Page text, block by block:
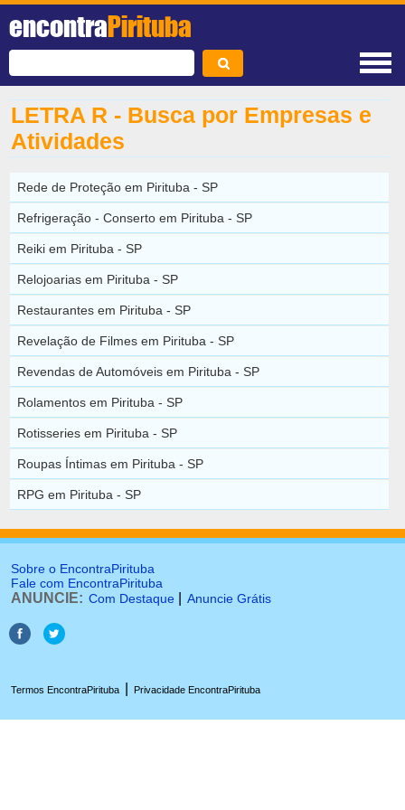
encontraPirituba
LETRA R - Busca por Empresas e
Atividades
Rede de Proteção em Pirituba - SP
Refrigeração - Conserto em Pirituba - SP
Reiki em Pirituba - SP
Relojoarias em Pirituba - SP
Restaurantes em Pirituba - SP
Revelação de Filmes em Pirituba - SP
Revendas de Automóveis em Pirituba - SP
Rolamentos em Pirituba - SP
Rotisseries em Pirituba - SP
Roupas Íntimas em Pirituba - SP
RPG em Pirituba - SP
Sobre o EncontraPirituba
Fale com EncontraPirituba
ANUNCIE: Com Destaque Anuncie Grátis
Termos EncontraPirituba Privacidade EncontraPirituba